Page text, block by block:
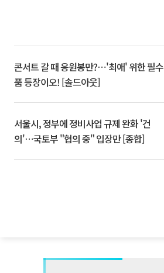
콘서트 갈 때 응원봉만?⋯'최애' 위한 필수
품 등장이오! [솔드아웃]
서울시, 정부에 정비사업 규제 완화 '건
의'⋯국토부 "협의 중" 입장만 [종합]